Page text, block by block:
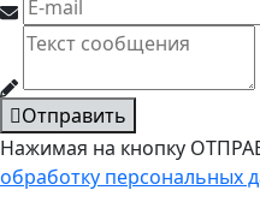
Отправить
Нажимая на кнопку
обработку персональных